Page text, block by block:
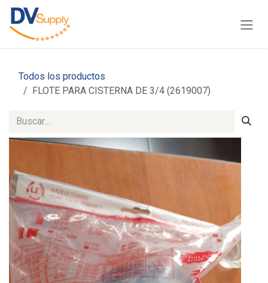
Ir al contenido
Todos los productos
FLOTE PARA CISTERNA DE 3/4 (2619007)